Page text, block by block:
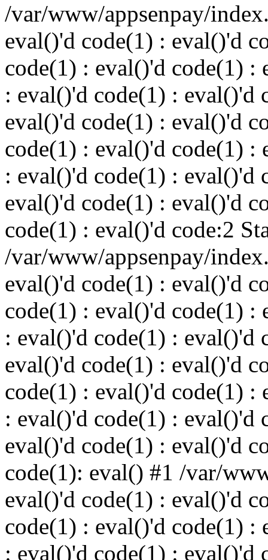
/var/www/appsenpay/
eval()'d code(1) : eval()'d
code(1) : eval()'d code(1) :
: eval()'d code(1) : eval()'d
eval()'d code(1) : eval()'d
code(1) : eval()'d code(1) :
: eval()'d code(1) : eval()'d
eval()'d code(1) : eval()'d
code(1) : eval()'d code:2
/var/www/appsenpay/
eval()'d code(1) : eval()'d
code(1) : eval()'d code(1) :
: eval()'d code(1) : eval()'d
eval()'d code(1) : eval()'d
code(1) : eval()'d code(1) :
: eval()'d code(1) : eval()'d
eval()'d code(1) : eval()'d
code(1): eval() #1 /var/
eval()'d code(1) : eval()'d
code(1) : eval()'d code(1) :
: eval()'d code(1) : eval()'d